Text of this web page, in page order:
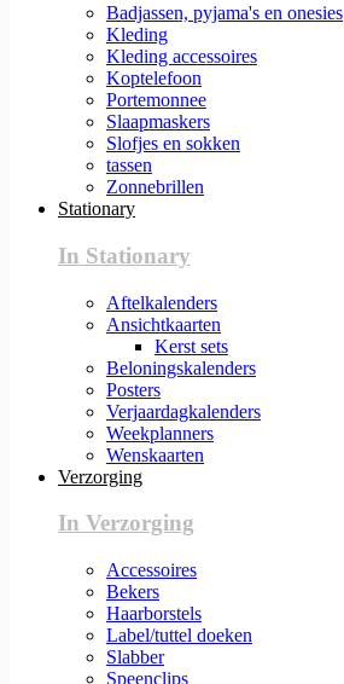
Badjassen, pyjama's en onesies
Kleding
Kleding accessoires
Koptelefoon
Portemonnee
Slaapmaskers
Slofjes en sokken
tassen
Zonnebrillen
Stationary
In Stationary
Aftelkalenders
Ansichtkaarten
Kerst sets
Beloningskalenders
Posters
Verjaardagkalenders
Weekplanners
Wenskaarten
Verzorging
In Verzorging
Accessoires
Bekers
Haarborstels
Label/tuttel doeken
Slabber
Speenclips